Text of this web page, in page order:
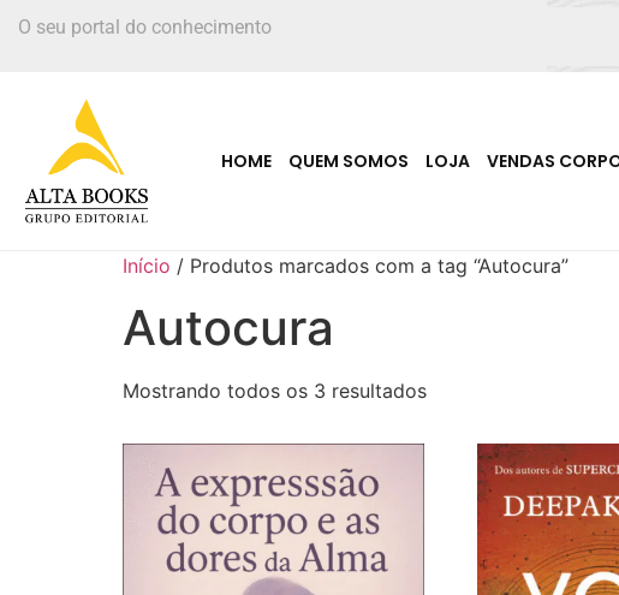
O seu portal do conhecimento
HOME QUEM SOMOS LOJA VENDAS
Início / Produtos marcados com a tag “Autocura”
Autocura
Mostrando todos os 3 resultados